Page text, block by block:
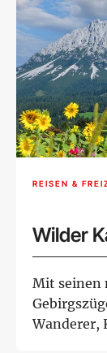
REISEN &
Wilder
Mit seinen
Wanderer,